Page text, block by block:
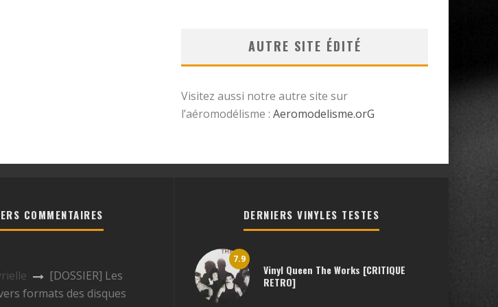
AUTRE SITE ÉDITÉ
Visitez aussi notre autre site sur
l’aéromodélisme : Aeromodelisme.orG
COMMENTAIRES
[DOSSIER] Les
formats des disques
DERNIERS VINYLES TESTES
7.9
Vinyl Queen The Works [CRITIQUE
RETRO]